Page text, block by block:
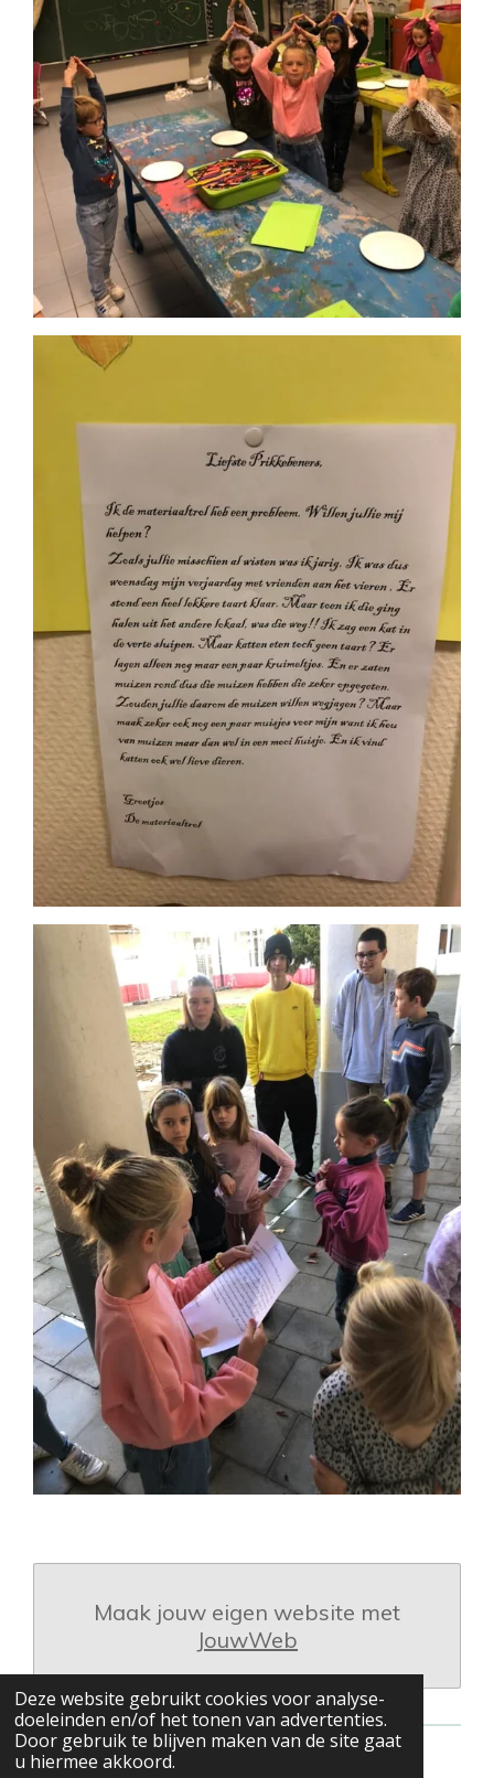
Deze website gebruikt cookies voor analyse-
doeleinden en/of het tonen van advertenties.
Door gebruik te blijven maken van de site gaat
u hiermee akkoord.
Maak jouw eigen website met
JouwWeb
© 2020 - 2026 Jeugdatelier Prikkebeen